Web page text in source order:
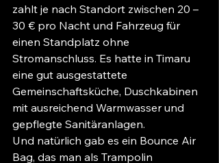
zahlt je nach Standort zwischen 20 –
30 € pro Nacht und Fahrzeug für
einen Standplatz ohne
Stromanschluss. Es hatte in Timaru
eine gut ausgestattete
Gemeinschaftsküche, Duschkabinen
mit ausreichend Warmwasser und
gepflegte Sanitäranlagen.
Und natürlich gab es ein Bounce Air
Bag, das man als Trampolin